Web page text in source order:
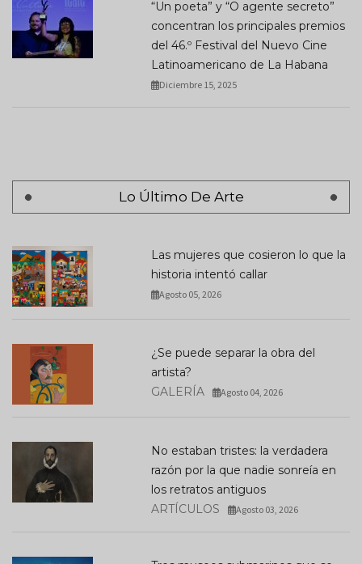
“Un poeta” y “O agente secreto”
concentran los principales premios
del 46.º Festival del Nuevo Cine
Latinoamericano de La Habana
Diciembre 15, 2025
Lo Último De Arte
Las mujeres que cosieron lo que la
historia intentó callar
Agosto 05, 2026
¿Se puede separar la obra del
artista?
GALERÍA
Agosto 04, 2026
No estaban tristes: la verdadera
razón por la que nadie sonreía en
los retratos antiguos
ARTÍCULOS
Agosto 03, 2026